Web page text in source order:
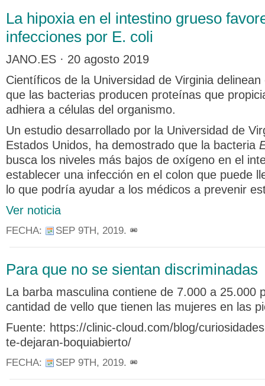
La hipoxia en el intestino grueso
infecciones por E. coli
JANO.ES · 20 agosto 2019
Científicos de la Universidad de Virginia
que las bacterias producen proteínas que
adhiera a células del organismo.
Un estudio desarrollado por la Universidad de
Estados Unidos, ha demostrado que la bacteria
busca los niveles más bajos de oxígeno en el
establecer una infección en el colon que puede
lo que podría ayudar a los médicos a prevenir
Ver noticia
FECHA: SEP 9TH, 2019.
Para que no se sientan discriminadas
La barba masculina contiene de 7.000 a 25.000
cantidad de vello que tienen las mujeres en las
Fuente: https://clinic-cloud.com/blog/
te-dejaran-boquiabierto/
FECHA: SEP 9TH, 2019.